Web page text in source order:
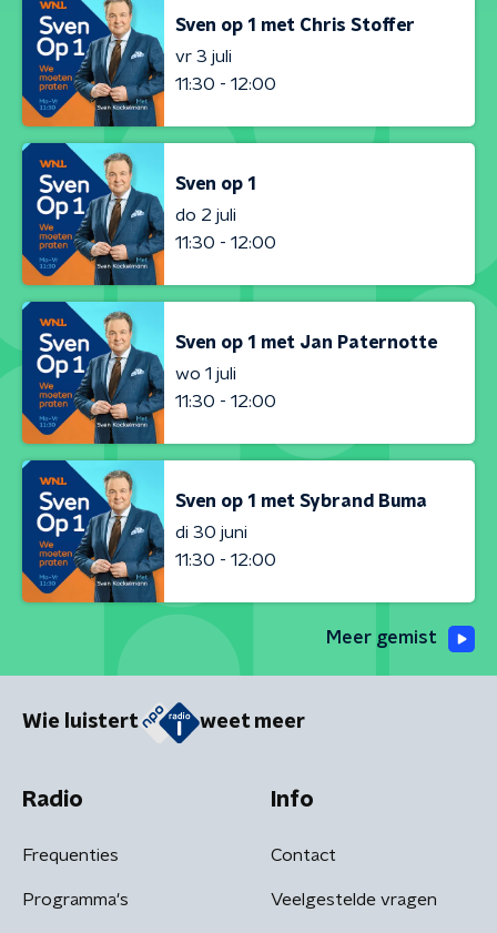
Sven op 1 met Chris Stoffer
vr 3 juli
11:30 - 12:00
Sven op 1
do 2 juli
11:30 - 12:00
Sven op 1 met Jan Paternotte
wo 1 juli
11:30 - 12:00
Sven op 1 met Sybrand Buma
di 30 juni
11:30 - 12:00
Meer gemist
Wie luistert weet meer
Radio
Frequenties
Programma's
Info
Contact
Veelgestelde vragen